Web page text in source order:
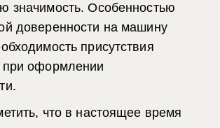
значимость.Особенностью
доверенности на машину
присутствия
при оформлении
что в настоящее время